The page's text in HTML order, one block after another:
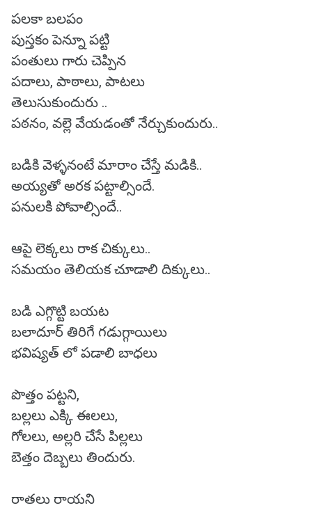
పలకా బలపం
పుస్తకం పెన్నూ పట్టి
పంతులు గారు చెప్పిన
పదాలు, పాఠాలు, పాటలు
తెలుసుకుందురు ..
పఠనం, వల్లె వేయడంతో నేర్చుకుందురు..
బడికి వెళ్ళనంటే మారాం చేస్తే మడికి..
అయ్యతో అరక పట్టాల్సిందే.
పనులకి పోవాల్సిందే..
ఆపై లెక్కలు రాక చిక్కులు..
సమయం తెలియక చూడాలి దిక్కులు..
బడి ఎగ్గొట్టి బయట
బలాదూర్ తిరిగే గడుగ్గాయిలు
భవిష్యత్ లో పడాలి బాధలు
పొత్తం పట్టని,
బల్లలు ఎక్కి ఈలలు,
గోలలు, అల్లరి చేసే పిల్లలు
బెత్తం దెబ్బలు తిందురు.
రాతలు రాయని